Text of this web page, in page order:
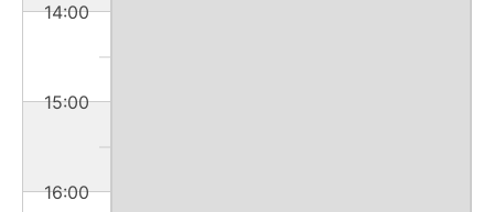
14:00
15:00
16:00